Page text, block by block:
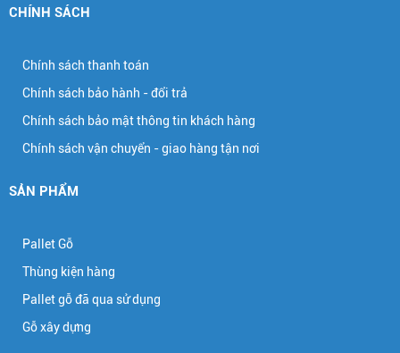
CHÍNH SÁCH
Chính sách thanh toán
Chính sách bảo hành - đổi trả
Chính sách bảo mật thông tin khách hàng
Chính sách vận chuyển - giao hàng tận nơi
SẢN PHẨM
Pallet Gỗ
Thùng kiện hàng
Pallet gỗ đã qua sử dụng
Gỗ xây dựng